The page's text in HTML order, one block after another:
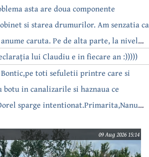
asta are doua componente
si starea drumurilor. Am senzatia ca
caruta. Pe de alta parte, la nivel
deja a difuzat episoadele 'fara apa' si
ca urmeaza episodul 'fara hrana'.
lui Claudiu e in fiecare an :)))))
Bontic,pe toti sefuletii printre care si
botu in canalizarile si haznaua ce
sparge intentionat.Primarita,Nanu
09 Aug 2026 15:14